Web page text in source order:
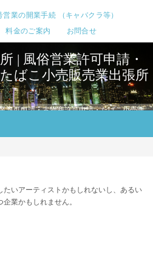
営業の開業手続 （キャバクラ等）
料金のご案内 お問合せ
| 風俗営業許可申請・
ばこ小売販売業出張所
許可申請・古物商許可申請・たばこ小売販
らゆるご依頼に対し親身になってサポート
、さいたま市、川口、行田、上尾、幸手、
応
いアーティストかもしれないし、あるい
業かもしれません。